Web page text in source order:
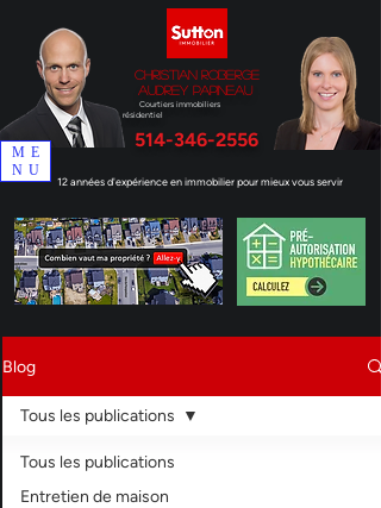
Courtiers immobiliers
résidentiel
514-346-2556
12 années d'expérience en immobilier pour mieux vous servir
Christian Roberge
Audrey Papineau
ME
NU
Blog
Tous les publications
Entretien de maison
Tous les publications